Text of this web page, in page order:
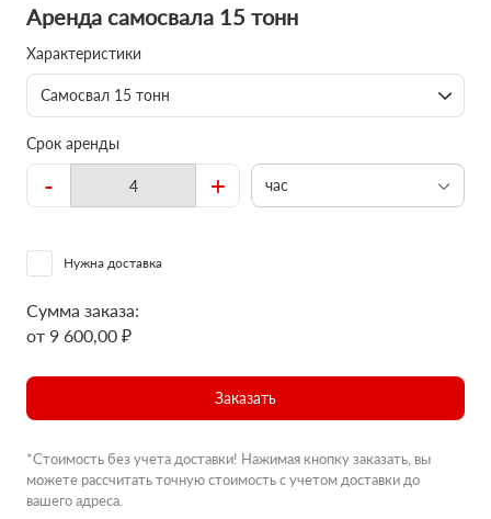
Аренда самосвала 15 тонн
Характеристики
Самосвал 15 тонн
Срок аренды
- + час
Нужна доставка
Сумма заказа:
от 9 600,00 ₽
Заказать
*Стоимость без учета доставки! Нажимая кнопку заказать, вы
можете рассчитать точную стоимость с учетом доставки до
вашего адреса.